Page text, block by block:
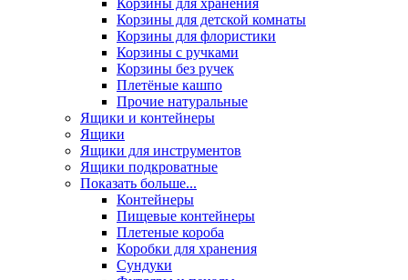
Корзины для хранения
Корзины для детской комнаты
Корзины для флористики
Корзины с ручками
Корзины без ручек
Плетёные кашпо
Прочие натуральные
Ящики и контейнеры
Ящики
Ящики для инструментов
Ящики подкроватные
Показать больше...
Контейнеры
Пищевые контейнеры
Плетеные короба
Коробки для хранения
Сундуки